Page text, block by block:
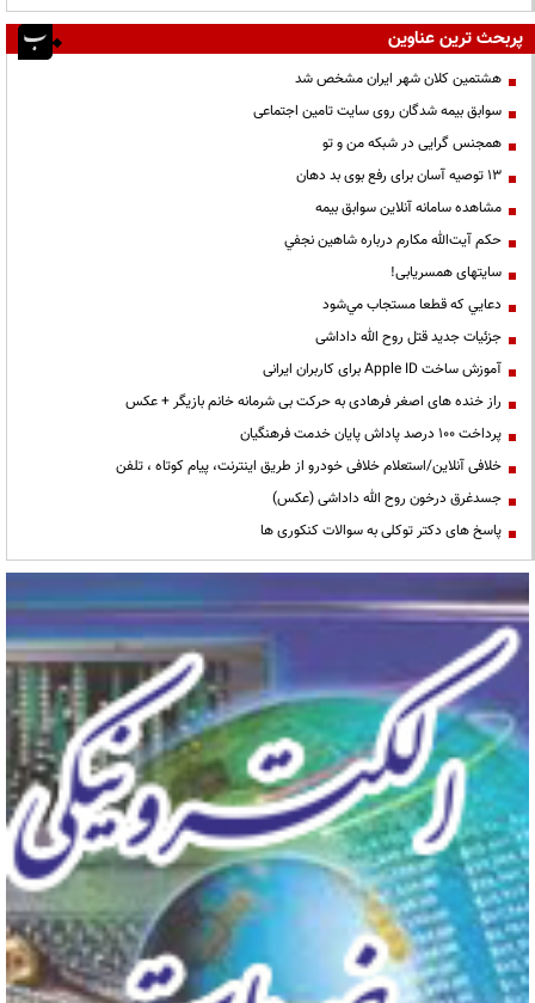
پربحث ترین عناوین
هشتمین کلان شهر ایران مشخص شد
سوابق بیمه شدگان روی سایت تامین اجتماعی
همجنس گرایی در شبکه من و تو
13 توصیه آسان برای رفع بوی بد دهان
مشاهده سامانه آنلاين سوابق بیمه
حكم آيت‌الله مكارم درباره شاهين نجفي
سایتهای همسریابی!
دعايي كه قطعا مستجاب مي‌شود
جزئیات جدید قتل روح الله داداشی
آموزش ساخت Apple ID برای کاربران ایرانی
راز خنده های اصغر فرهادی به حرکت بی شرمانه خانم بازیگر + عکس
پرداخت ۱۰۰ درصد پاداش پایان خدمت فرهنگیان
خلافی آنلاین/استعلام خلافی خودرو از طریق اینترنت، پیام کوتاه ، تلفن
جسدغرق درخون روح الله داداشی (عکس)
پاسخ های دکتر توکلی به سوالات کنکوری ها